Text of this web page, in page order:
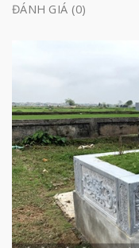
ĐÁNH GIÁ (0)